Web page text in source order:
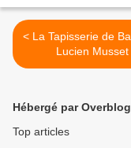
< La Tapisserie de Bayeux -
Lucien Musset
Hébergé par Overblog
Top articles